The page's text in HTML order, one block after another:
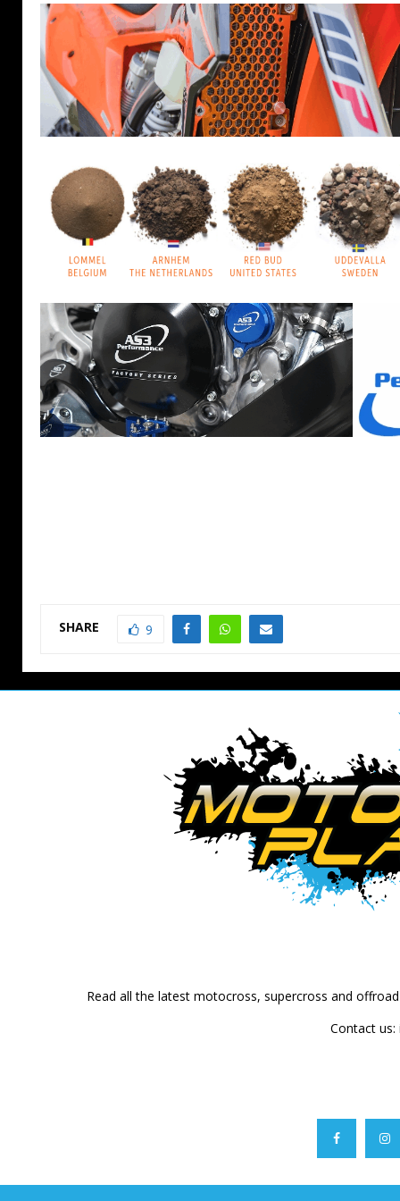
SHARE 9
Read all the latest motocross, supercross and
Contact us: